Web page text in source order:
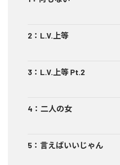
2 ： L.V.上等
3 ： L.V.上等 Pt.2
4 ： 二人の女
5 ： 言えばいいじゃん